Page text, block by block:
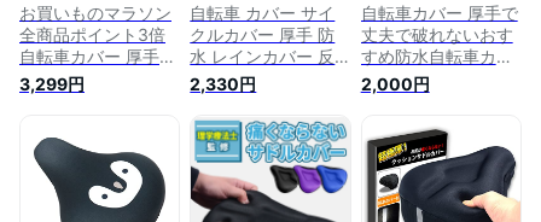
お買いものマラソン
全商品ポイント3倍
自転車カバー 厚手
防水 撥水 レインカ
バー KW-378AS/SL-
イク 原付 カバー 丈
夫 破れない 電動自
転車 20インチ 24イ
ンチ 26インチ 27イ
3,299円
自転車 カバー サイ
クルカバー 厚手 防
水 レインカバー 反
射 撥水加工 UV加工
雨 太陽 風 ホコリ ゴ
ミ 台風 チャイルド
シート マウンテンバ
イク ロードバイク
ママチャリ 防犯 軽
量 頑丈 丈夫 盗難防
2,330円
自転車カバー 厚手で
丈夫で破れないおす
すめ防水自転車カバ
ーサイクルカバー レ
インカバー20〜28イ
通型（一般自転車、
ママチャリ、カゴ付
き自転車） EVA自転
車カバー
2,000円